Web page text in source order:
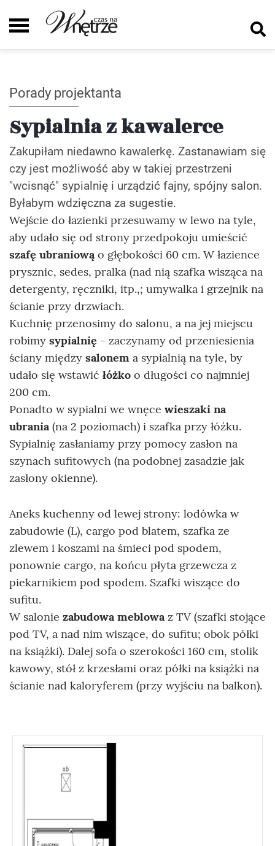
Porady projektanta
Sypialnia z kawalerce
Zakupiłam niedawno kawalerkę. Zastanawiam się
czy jest możliwość aby w takiej przestrzeni
"wcisnąć" sypialnię i urządzić fajny, spójny salon.
Byłabym wdzięczna za sugestie.
Wejście do łazienki przesuwamy w lewo na tyle,
aby udało się od strony przedpokoju umieścić
szafę ubraniowąo głębokości 60 cm. W łazience
prysznic, sedes, pralka (nad nią szafka wisząca na
detergenty, ręczniki, itp.,; umywalka i grzejnik na
ścianie przy drzwiach.
Kuchnię przenosimy do salonu, a na jej miejscu
robimy sypialnię - zaczynamy od przeniesienia
ściany między salonem a sypialnią na tyle, by
udało się wstawić łóżko o długości co najmniej
200 cm.
Ponadto w sypialni we wnęce wieszaki na
ubrania(na 2 poziomach) i szafka przy łóżku.
Sypialnię zasłaniamy przy pomocy zasłon na
szynach sufitowych (na podobnej zasadzie jak
zasłony okienne).
Aneks kuchenny od lewej strony: lodówka w
zabudowie (L), cargo pod blatem, szafka ze
zlewem i koszami na śmieci pod spodem,
ponownie cargo, na końcu płyta grzewcza z
piekarnikiem pod spodem. Szafki wiszące do
sufitu.
W salonie zabudowa meblowaz TV (szafki stojące
pod TV, a nad nim wiszące, do sufitu; obok półki
na książki). Dalej sofa o szerokości 160 cm, stolik
kawowy, stół z krzesłami oraz półki na książki na
ścianie nad kaloryferem (przy wyjściu na balkon).